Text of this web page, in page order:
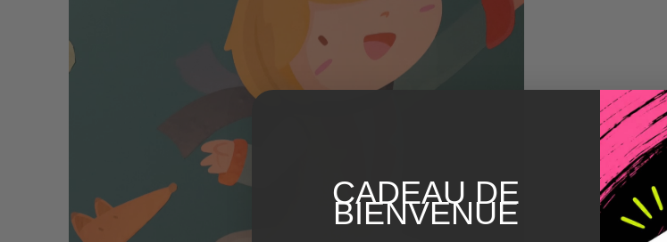
CADEAU DE
BIENVENUE